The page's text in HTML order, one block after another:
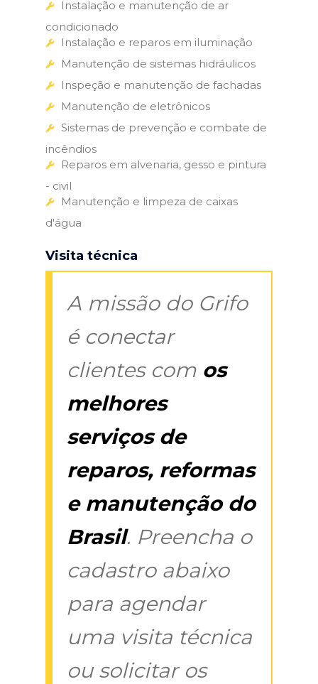
Instalação e manutenção de ar
condicionado
Instalação e reparos em iluminação
Manutenção de sistemas hidráulicos
Inspeção e manutenção de fachadas
Manutenção de eletrônicos
Sistemas de prevenção e combate de
incêndios
Reparos em alvenaria, gesso e pintura
- civil
Manutenção e limpeza de caixas
d'água
Visita técnica
A missão do Grifo
é conectar
clientes com os
melhores
serviços de
reparos, reformas
e manutenção do
Brasil. Preencha o
cadastro abaixo
para agendar
uma visita técnica
ou solicitar os